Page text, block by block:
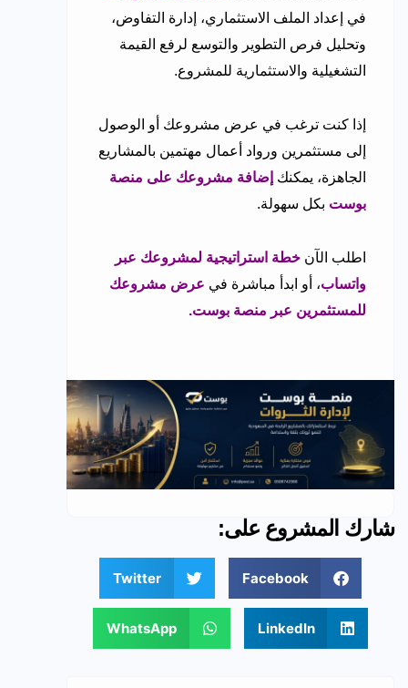
في إعداد الملف الاستثماري، إدارة التفاوض،
وتحليل فرص التطوير والتوسع لرفع القيمة
التشغيلية والاستثمارية للمشروع.
إذا كنت ترغب في عرض مشروعك أو الوصول
إلى مستثمرين ورواد أعمال مهتمين بالمشاريع
الجاهزة، يمكنك إضافة مشروعك على منصة
بوست بكل سهولة.
اطلب الآن خطة استراتيجية لمشروعك عبر
واتساب، أو ابدأ مباشرة في عرض مشروعك
للمستثمرين عبر منصة بوست.
شارك المشروع على:
Facebook
Twitter
LinkedIn
WhatsApp